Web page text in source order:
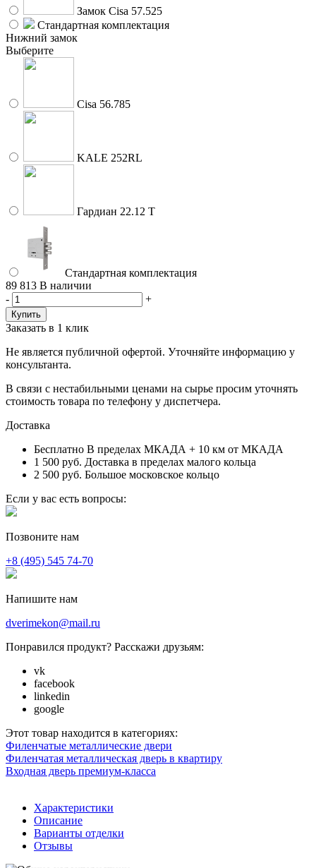
Замок Cisa 57.525
Стандартная комплектация
Нижний замок
Выберите
Cisa 56.785
KALE 252RL
Гардиан 22.12 Т
Стандартная комплектация
89 813 В наличии
-
+
Заказать в 1 клик
Не является публичной офертой. Уточняйте информацию у
консультанта.
В связи с нестабильными ценами на сырье просим уточнять
стоимость товара по телефону у диспетчера.
Доставка
Бесплатно В пределах МКАДА + 10 км от МКАДА
1 500 руб. Доставка в пределах малого кольца
2 500 руб. Большое московское кольцо
Если у вас есть вопросы:
Позвоните нам
+8 (495) 545 74-70
Напишите нам
dverimekon@mail.ru
Понравился продукт? Расскажи друзьям:
vk
facebook
linkedin
google
Этот товар находится в категориях:
Филенчатые металлические двери
Филенчатая металлическая дверь в квартиру
Входная дверь премиум-класса
Характеристики
Описание
Варианты отделки
Отзывы